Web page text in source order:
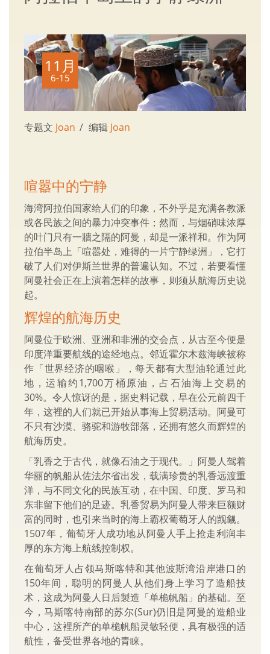
11月
6-15
专题文 Joan 编辑 Joan
喧嚣中的宁静
海湾阿拉伯国家给人们的印象，不外乎是充满各教派
或各民族之间的暴力冲突事件；然而，与烟硝味浓厚
的叶门只有一牆之隔的阿曼，却是一派祥和。作为阿
拉伯半岛上「喧嚣处，难得的一片宁静绿洲」，它打
破了人们对伊斯兰世界的普遍认知。不过，若要看懂
阿曼社会正在上演着怎样的故事，则须从航海历史说
起。
辉煌的航海历史
阿曼位于欧洲、亚洲和非洲的交会点，从古至今便是
印度洋重要航线的途经地点。邻近霍尔木兹海峡被称
作「世界经济的咽喉」，每天都有大型油轮通过此
地，运输约1,700万桶原油，占石油海上交易的
30%。令人惊讶的是，据史料记载，早在公元前四千
年，这裡的人们就已开始从事海上贸易活动。阿曼可
不只有沙漠、骆驼和游牧部落，还拥有悠久而辉煌的
航海历史。
「乳香之于古代，就像石油之于现代。」阿曼人驾着
华丽的帆船从佐法尔省出发，载满珍贵的乳香远渡重
洋，与不同文化的民族互动，在中国、印度、罗马和
东非留下他们的足迹。乳香贸易为阿曼人带来巨额财
富的同时，也引来当时的海上霸权葡萄牙人的觊觎。
1507年，葡萄牙人成功地从阿曼人手上抢走利润丰
厚的东方海上航线控制权。
在葡萄牙人占领马斯喀特和其他波斯湾沿岸港口的
150年间，聪明的阿曼人从他们身上学习了造船技
术，这成为阿曼人日后製造「单桅帆船」的基础。至
今，马斯喀特南部的苏尔(Sur)仍旧是阿曼的造船业
中心，这裡所产的单桅帆船灵敏轻便，具有极强的适
航性，备受世界各地的青睐。